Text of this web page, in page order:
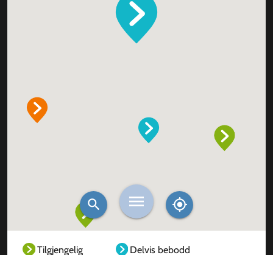
Tilgjengelig
Delvis bebodd